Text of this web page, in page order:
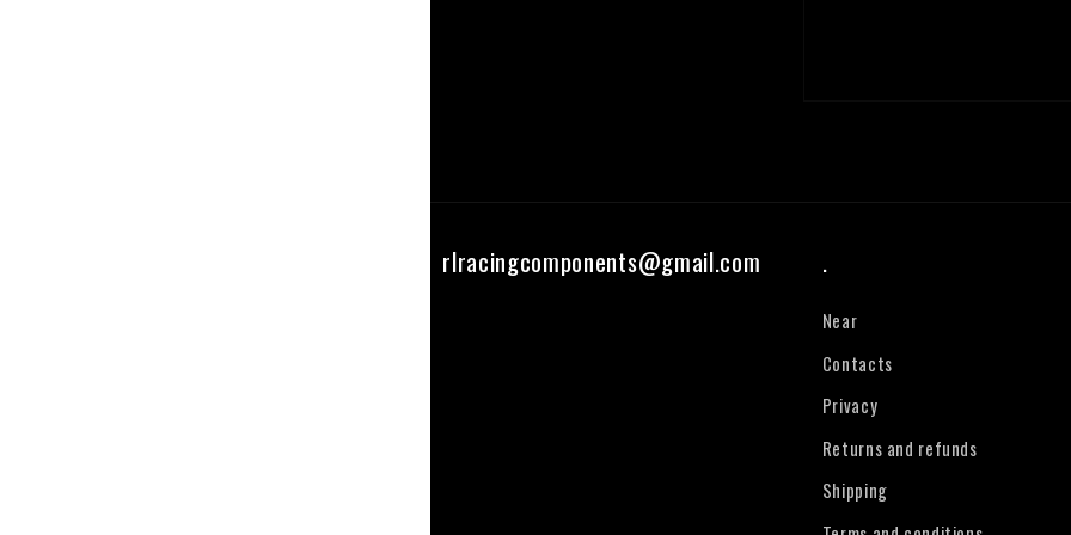
rlracingcomponents@gmail.com .
Near
Contacts
Privacy
Returns and refunds
Shipping